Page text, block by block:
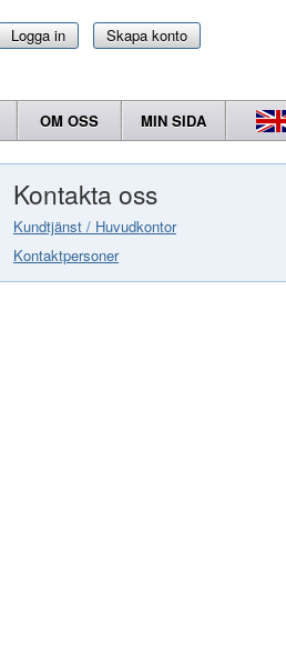
Logga in Skapa konto
OM OSS MIN SIDA
Kontakta oss
Kundtjänst / Huvudkontor
Kontaktpersoner